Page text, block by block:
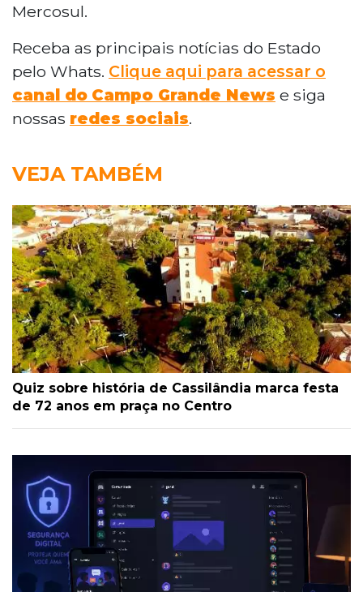
Mercosul.
Receba as principais notícias do Estado
pelo Whats. Clique aqui para acessar o
canal do Campo Grande News e siga
nossas redes sociais.
VEJA TAMBÉM
Quiz sobre história de Cassilândia marca festa
de 72 anos em praça no Centro